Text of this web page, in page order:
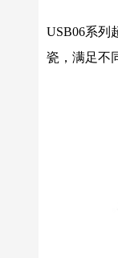
USB06系列
瓷，满足不